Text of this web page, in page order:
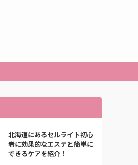
北海道にあるセルライト初心
者に効果的なエステと簡単に
できるケアを紹介！